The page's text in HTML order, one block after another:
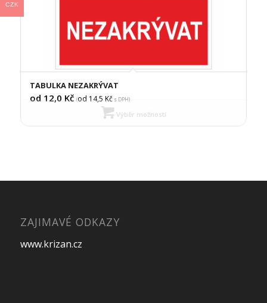
TABULKA NEZAKRÝVAT
od 12,0 Kč (od 14,5 Kčs DPH)
Výběr možností
ZAJIMAVÉ ODKAZY
www.krizan.cz
CZK